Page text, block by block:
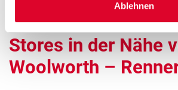
Ablehnen
Stores in der Nähe
Woolworth –